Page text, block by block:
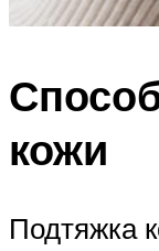
кожи
Подтяжка